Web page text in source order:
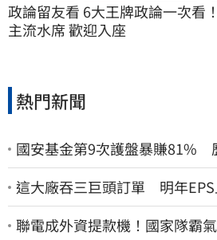
政論留友看 6大王牌政論一次看
主流水席 歡迎入座
熱門新聞
國安基金第9次護盤暴賺81%
這大廠吞三巨頭訂單 明年
聯電成外資提款機！國家隊霸